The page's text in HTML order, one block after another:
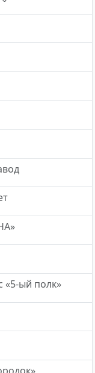
ый полк»